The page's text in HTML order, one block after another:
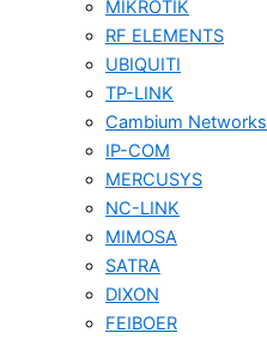
MIKROTIK
RF ELEMENTS
UBIQUITI
TP-LINK
Cambium Networks
IP-COM
MERCUSYS
NC-LINK
MIMOSA
SATRA
DIXON
FEIBOER